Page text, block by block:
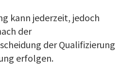
kann jederzeit, jedoch
der
der Qualifizierung
erfolgen.